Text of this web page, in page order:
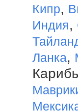
Кипр,
Индия,
Ланка,